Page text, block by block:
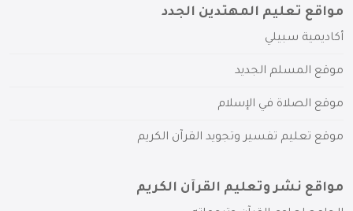
مواقع تعليم المهتدين الجدد
أكاديمية سبيلي
موقع المسلم الجديد
موقع الصلاة في الإسلام
موقع تعليم تفسير وتجويد القرآن الكريم
مواقع نشر وتعليم القرآن الكريم